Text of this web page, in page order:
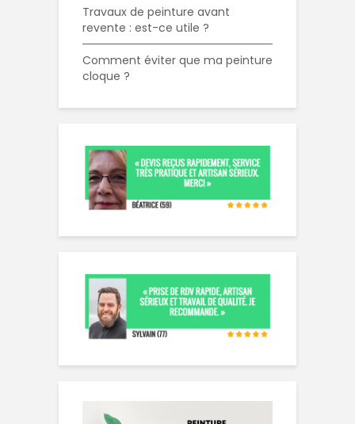
Travaux de peinture avant
revente : est-ce utile ?
Comment éviter que ma peinture
cloque ?